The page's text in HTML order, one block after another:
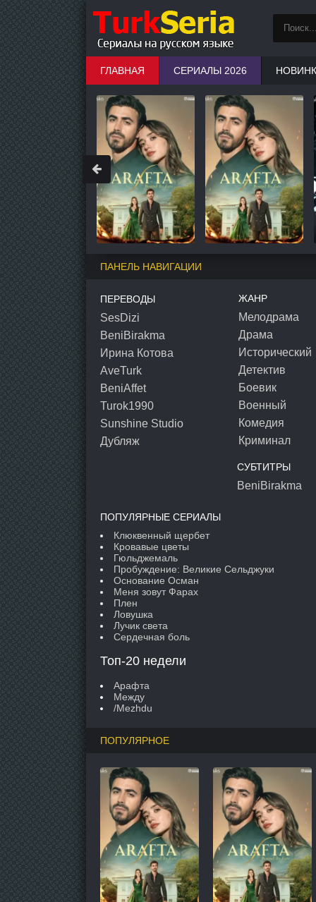
ПАНЕЛЬ НАВИГАЦИИ
ПЕРЕВОДЫ
SesDizi
BeniBirakma
Ирина Котова
AveTurk
BeniAffet
Turok1990
Sunshine Studio
Дубляж
ЖАНР
Мелодрама
Драма
Исторический
Детектив
Боевик
Военный
Комедия
Криминал
СУБТИТРЫ
BeniBirakma
ПОПУЛЯРНЫЕ СЕРИАЛЫ
Клюквенный щербет
Кровавые цветы
Гюльджемаль
Пробуждение: Великие Сельджуки
Основание Осман
Меня зовут Фарах
Плен
Ловушка
Лучик света
Сердечная боль
Топ-20 недели
Арафта
Между
/Mezhdu
ПОПУЛЯРНОЕ
ГЛАВНАЯ СЕРИАЛЫ 2026